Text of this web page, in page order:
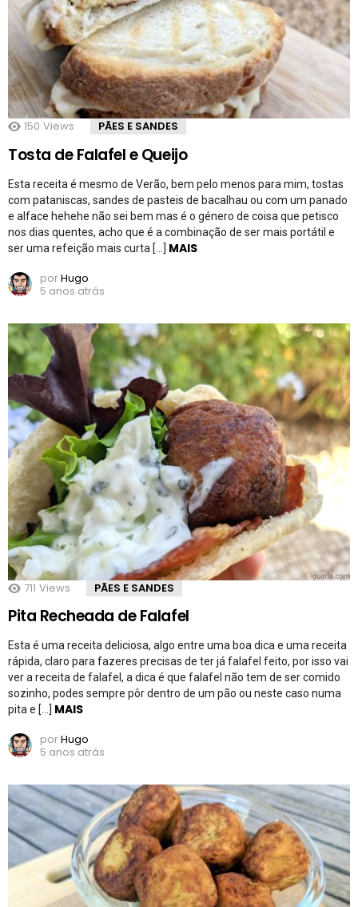
150 Views PÃES E SANDES
Tosta de Falafel e Queijo
Esta receita é mesmo de Verão, bem pelo menos para mim, tostas
com pataniscas, sandes de pasteis de bacalhau ou com um panado
e alface hehehe não sei bem mas é o género de coisa que petisco
nos dias quentes, acho que é a combinação de ser mais portátil e
ser uma refeição mais curta […] MAIS
porHugo
5 anos atrás
711 Views PÃES E SANDES
Pita Recheada de Falafel
Esta é uma receita deliciosa, algo entre uma boa dica e uma receita
rápida, claro para fazeres precisas de ter já falafel feito, por isso vai
ver a receita de falafel, a dica é que falafel não tem de ser comido
sozinho, podes sempre pôr dentro de um pão ou neste caso numa
pita e […] MAIS
porHugo
5 anos atrás